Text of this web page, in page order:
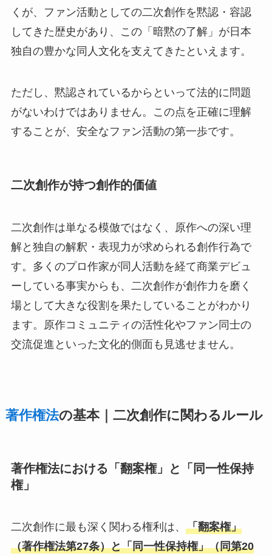
くが、ファン活動としての二次創作を黙認・容認
してきた歴史があり、この「暗黙の了解」が日本
独自の豊かな同人文化を支えてきたといえます。
ただし、黙認されているからといって法的に問題
がないわけではありません。この点を正確に理解
することが、安全なファン活動の第一歩です。
二次創作が持つ創作的価値
二次創作は単なる模倣ではなく、原作への深い理
解と独自の解釈・表現力が求められる創作行為で
す。多くのプロ作家が同人活動を経て商業デビュ
ーしている事実からも、二次創作が創作力を磨く
場として大きな役割を果たしていることがわかり
ます。原作コミュニティの活性化やファン同士の
交流促進といった文化的側面も見逃せません。
著作権法の基本｜二次創作に関わるルール
著作権法における「翻案権」と「同一性保持
権」
二次創作に最も深く関わる権利は、 「翻案権」
（著作権法第27条）と「同一性保持権」（同第20